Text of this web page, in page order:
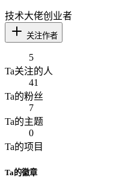
技术大佬创业者
关注作者
5
Ta关注的人
41
Ta的粉丝
7
Ta的主题
0
Ta的项目
Ta的徽章